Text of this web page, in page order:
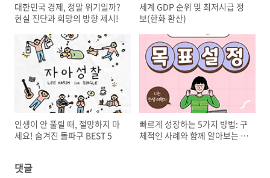
대한민국 경제, 정말 위기일까?
현실 진단과 희망의 방향 제시!
세계 GDP 순위 및 최저시급 정
보(한화 환산)
인생이 안 풀릴 때, 절망하지 마
세요! 숨겨진 돌파구 BEST 5
빠르게 성장하는 5가지 방법: 구
체적인 사례와 함께 알아보는 성
댓글